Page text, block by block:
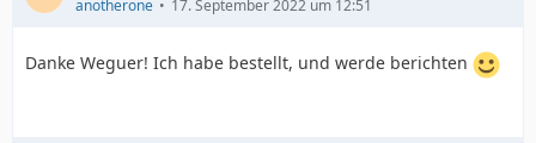
anotherone 17. September 2022 um 12:51
Danke Weguer! Ich habe bestellt, und werde berichten